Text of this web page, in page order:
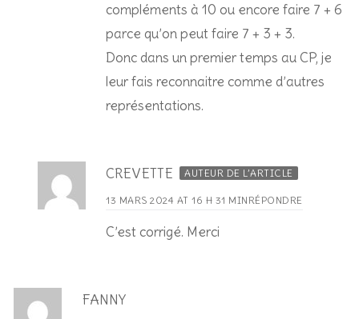
compléments à 10 ou encore faire 7 + 6
parce qu’on peut faire 7 + 3 + 3.
Donc dans un premier temps au CP, je
leur fais reconnaitre comme d’autres
représentations.
CREVETTE AUTEUR DE L’ARTICLE
13 MARS 2024 AT 16 H 31 MINRÉPONDRE
C’est corrigé. Merci
FANNY